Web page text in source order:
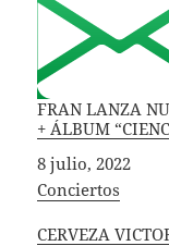
FRAN LANZA
+ ÁLBUM
Fecha
8 julio, 2022
In relation to
Conciertos
CERVEZA